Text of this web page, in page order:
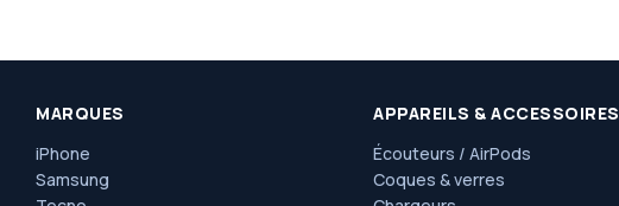
MARQUES
iPhone
Samsung
APPAREILS & ACCESSOIRES
Écouteurs / AirPods
Coques & verres